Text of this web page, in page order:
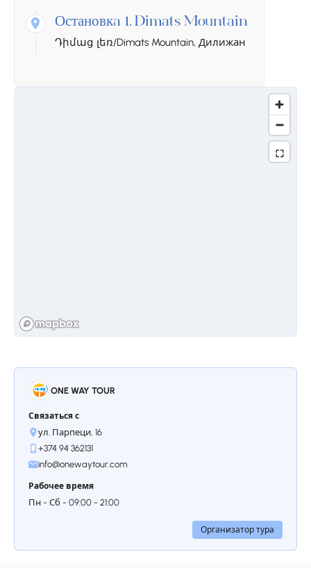
Остановкa 1. Dimats Mountain
Դիմաց լեռ/Dimats Mountain, Дилижан
ONE WAY TOUR
Связаться с
ул. Парпеци, 16
+374 94 362131
info@onewaytour.com
Рабочее время
Пн - Сб - 09:00 - 21:00
Организатор тура